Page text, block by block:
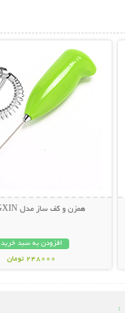
همزن و کف ساز مدل HONGXIN
افزودن به سبد خرید
248000 تومان
: